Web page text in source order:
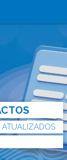
ATUALIZADOS